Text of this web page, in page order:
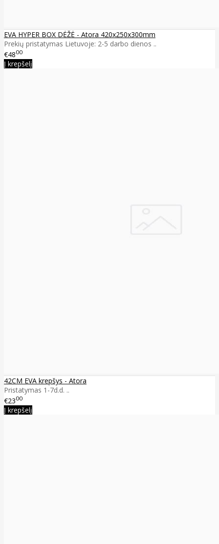
EVA HYPER BOX DĖŽĖ - Atora 420x250x300mm
Prekių pristatymas Lietuvoje: 2-5 darbo dienos ..
€4800
Į krepšelį
42CM EVA krepšys - Atora
Pristatymas 1-7d.d. ..
€2300
Į krepšelį